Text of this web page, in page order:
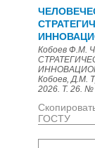
Кобоев Ф.М.
Кобоев, Д.М.
2026. Т. 26. №
ГОСТУ